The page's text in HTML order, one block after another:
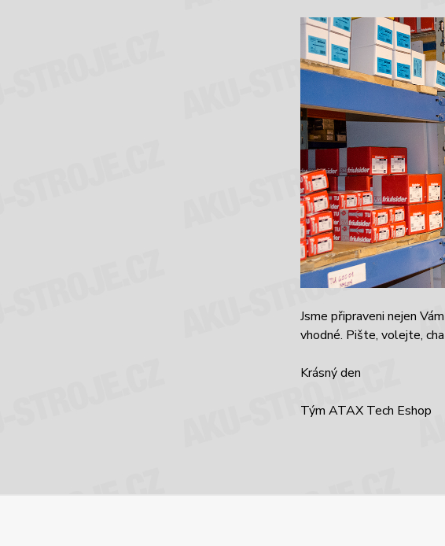
Jsme připraveni nejen
vhodné. Pište, volejte,
Krásný den
Tým ATAX Tech Eshop